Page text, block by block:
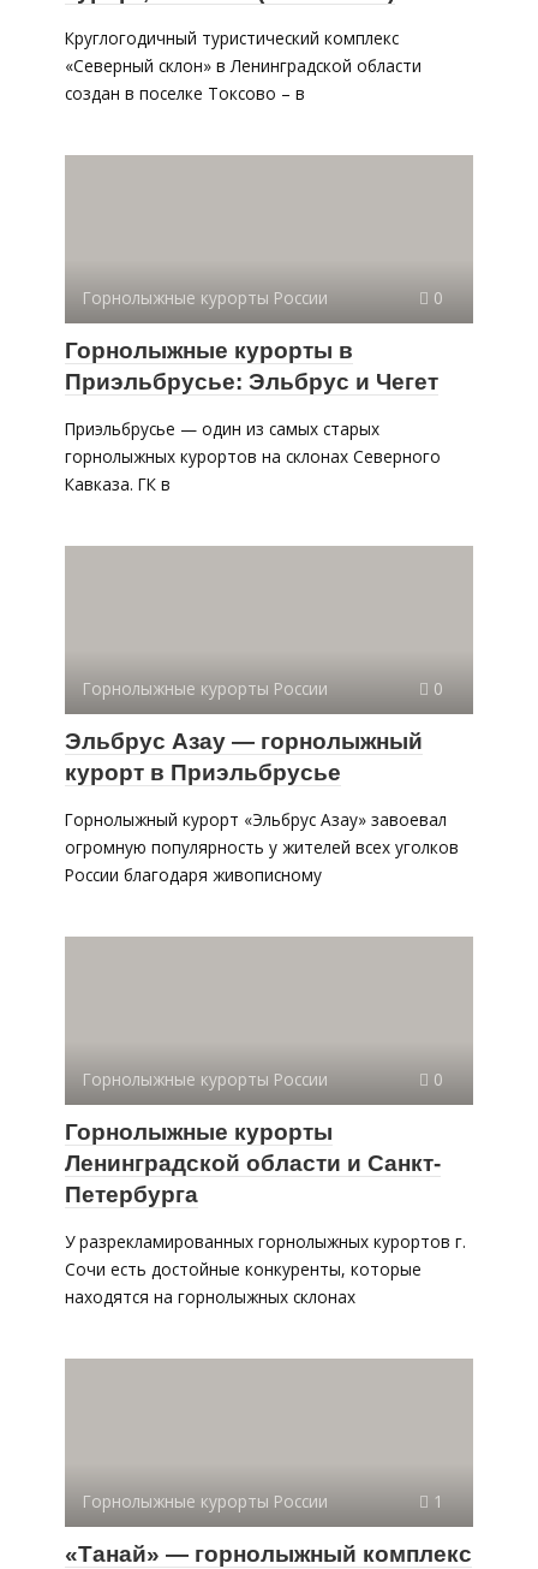
Круглогодичный туристический комплекс
«Северный склон» в Ленинградской области
создан в поселке Токсово – в
Горнолыжные курорты России 0
Горнолыжные курорты в
Приэльбрусье: Эльбрус и Чегет
Приэльбрусье — один из самых старых
горнолыжных курортов на склонах Северного
Кавказа. ГК в
Горнолыжные курорты России 0
Эльбрус Азау — горнолыжный
курорт в Приэльбрусье
Горнолыжный курорт «Эльбрус Азау» завоевал
огромную популярность у жителей всех уголков
России благодаря живописному
Горнолыжные курорты России 0
Горнолыжные курорты
Ленинградской области и Санкт-
Петербурга
У разрекламированных горнолыжных курортов г.
Сочи есть достойные конкуренты, которые
находятся на горнолыжных склонах
Горнолыжные курорты России 1
«Танай» — горнолыжный комплекс